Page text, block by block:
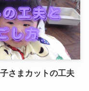
さまカットの工夫